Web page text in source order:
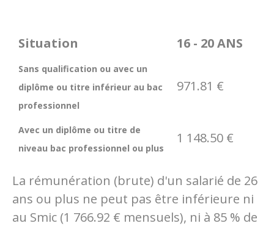
Situation 16 - 20 ANS
Sans qualification ou avec un
diplôme ou titre inférieur au bac
professionnel
971.81 €
Avec un diplôme ou titre de
niveau bac professionnel ou plus
1 148.50 €
La rémunération (brute) d'un salarié de 26
ans ou plus ne peut pas être inférieure ni
au Smic (1 766.92 € mensuels), ni à 85 % de